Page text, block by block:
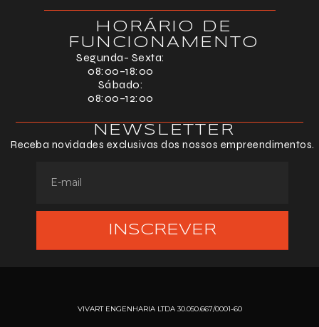
HORÁRIO DE
FUNCIONAMENTO
Segunda- Sexta:
08:00–18:00
Sábado:
08:00–12:00
NEWSLETTER
Receba novidades exclusivas dos nossos empreendimentos.
INSCREVER
VIVART ENGENHARIA LTDA 30.050.667/0001-60